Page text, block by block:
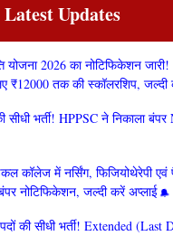
Latest Updates
योजना 2026 का नोटिफिकेशन जारी!
तक की स्कॉलरशिप, जल्दी
सीधी भर्ती! HPPSC ने निकाला
कॉलेज में नर्सिंग, फिजियोथेरेपी
नोटिफिकेशन, जल्दी करें अप्लाई
की सीधी भर्ती! Extended